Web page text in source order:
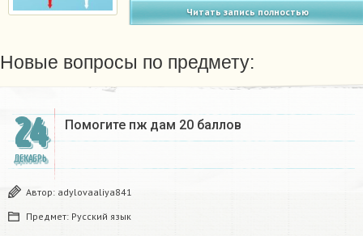
Читать запись полностью
Новые вопросы по предмету:
24
ДЕКАБРЬ
Помогите пж дам 20 баллов ​
Автор: adylovaaliya841
Предмет: Русский язык